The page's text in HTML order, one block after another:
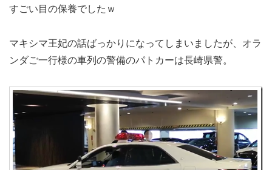
すごい目の保養でしたｗ
マキシマ王妃の話ばっかりになってしまいましたが、オラ
ンダご一行様の車列の警備のパトカーは長崎県警。